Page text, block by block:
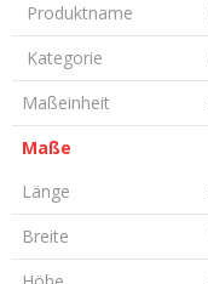
Produktname
Kategorie
Maßeinheit
Maße
Länge
Breite